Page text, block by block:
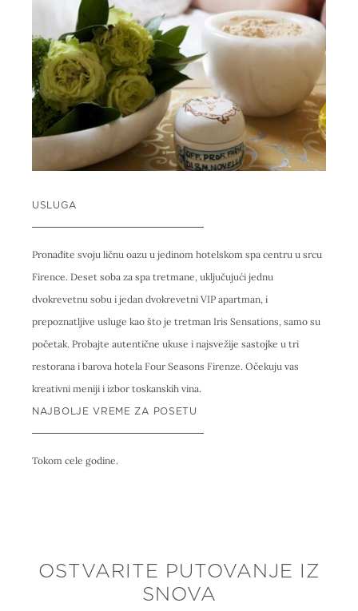
USLUGA
Pronađite svoju ličnu oazu u jedinom hotelskom spa centru u srcu
Firence. Deset soba za spa tretmane, uključujući jednu
dvokrevetnu sobu i jedan dvokrevetni VIP apartman, i
prepoznatljive usluge kao što je tretman Iris Sensations, samo su
početak. Probajte autentične ukuse i najsvežije sastojke u tri
restorana i barova hotela Four Seasons Firenze. Očekuju vas
kreativni meniji i izbor toskanskih vina.
NAJBOLJE VREME ZA POSETU
Tokom cele godine.
OSTVARITE PUTOVANJE IZ
SNOVA